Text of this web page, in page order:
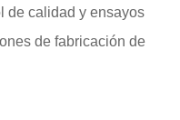
de calidad y ensayos
de fabricación de